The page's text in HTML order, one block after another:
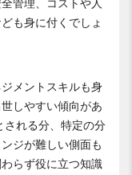
管理、コストや人
も身に付くでしょ
メントスキルも身
しやすい傾向があ
される分、特定の分
ジが難しい側面も
らず役に立つ知識